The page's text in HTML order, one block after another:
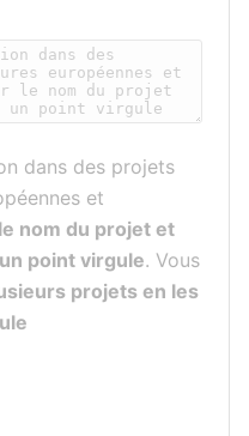
dans des projets
et
nom du projet et
point virgule. Vous
projets en les